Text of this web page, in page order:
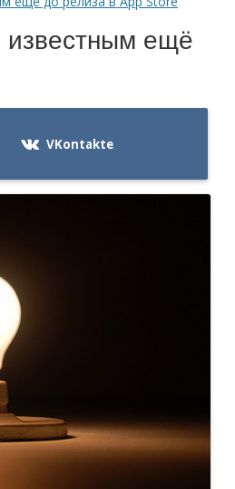
известным ещё
VKontakte